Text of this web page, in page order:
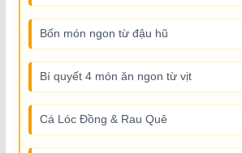
Bốn món ngon từ đậu hũ
Bí quyết 4 món ăn ngon từ vịt
Cá Lóc Đồng & Rau Quê